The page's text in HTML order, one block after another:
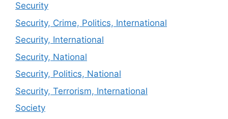
Security
Security, Crime, Politics, International
Security, International
Security, National
Security, Politics, National
Security, Terrorism, International
Society